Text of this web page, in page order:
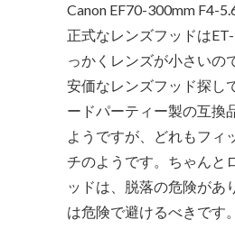
Canon EF70-300mm F4-5.6 IS II USM用の
正式なレンズフッドは
っかくレンズが小さいの
安価なレンズフッド探し
ードパーティー製の互換
ようですが、どれもフィ
チのようです。ちゃんと
ッドは、脱落の危険があ
は危険で避けるべきです。